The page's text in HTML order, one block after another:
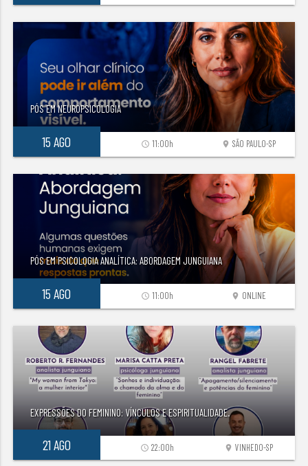
PÓS EM NEUROPSICOLOGIA
15 AGO location_on SÃO PAULO-SP
access_time 11:00h
PÓS EM PSICOLOGIA ANALÍTICA: ABORDAGEM JUNGUIANA
15 AGO location_on ONLINE
access_time 11:00h
EXPRESSÕES DO FEMININO: VÍNCULOS E ESPIRITUALIDADE.
21 AGO location_on VINHEDO-SP
access_time 22:00h